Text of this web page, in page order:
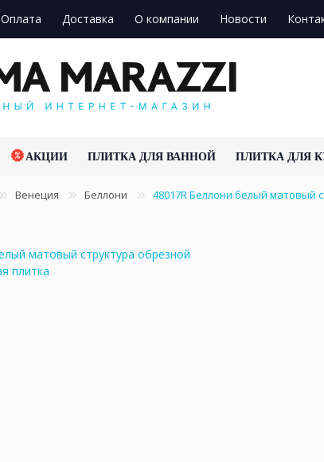
Оплата Доставка О компании Новости
АКЦИИ ПЛИТКА ДЛЯ ВАННОЙ ПЛИТКА ДЛЯ
Венеция Беллони 48017R Беллони белый матовый